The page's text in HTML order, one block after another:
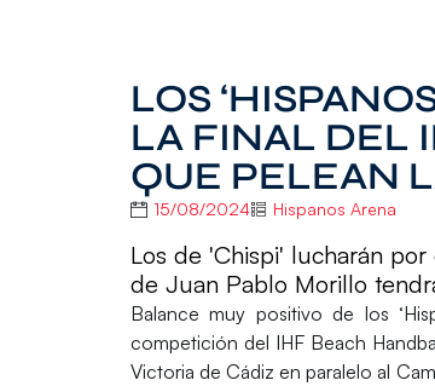
LOS
LA FINAL DEL
QUE PELEAN
15/08/2024 Hispanos Arena
Los de 'Chispi' lucharán
de Juan Pablo Morillo
Balance muy positivo de los
competición del IHF Beach
Victoria de Cádizen paralelo al